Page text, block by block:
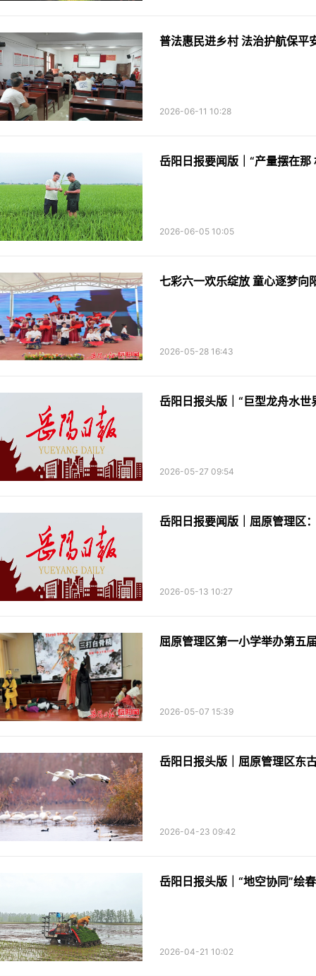
2026-06-11 10:28
2026-06-05 10:05
七彩六一欢乐绽放 童心逐梦向
2026-05-28 16:43
岳阳日报头版｜“巨型龙舟水世
2026-05-27 09:54
岳阳日报要闻版｜屈原管理区
2026-05-13 10:27
屈原管理区第一小学举办第五
2026-05-07 15:39
岳阳日报头版｜屈原管理区东
2026-04-23 09:42
岳阳日报头版｜“地空协同”绘
2026-04-21 10:02